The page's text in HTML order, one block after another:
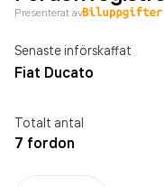
Presenterat av
Senaste införskaffat
Fiat Ducato
Totalt antal
7 fordon